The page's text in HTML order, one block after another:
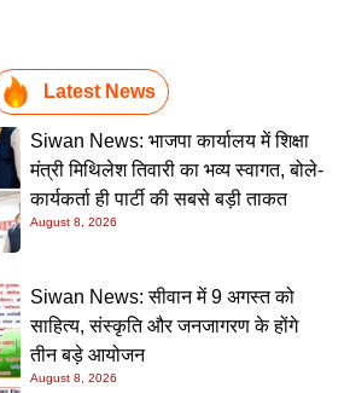
Latest News
Siwan News: भाजपा कार्यालय में शिक्षा
मंत्री मिथिलेश तिवारी का भव्य स्वागत, बोले-
कार्यकर्ता ही पार्टी की सबसे बड़ी ताकत
August 8, 2026
Siwan News: सीवान में 9 अगस्त को
साहित्य, संस्कृति और जनजागरण के होंगे
तीन बड़े आयोजन
August 8, 2026